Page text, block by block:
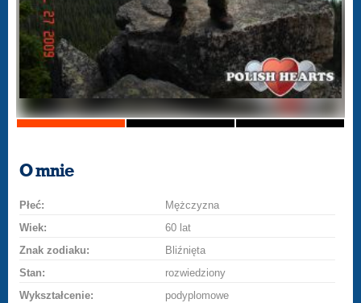
O mnie
Płeć:
Mężczyzna
Wiek:
60 lat
Znak zodiaku:
Bliźnięta
Stan:
rozwiedziony
Wykształcenie:
podyplomowe